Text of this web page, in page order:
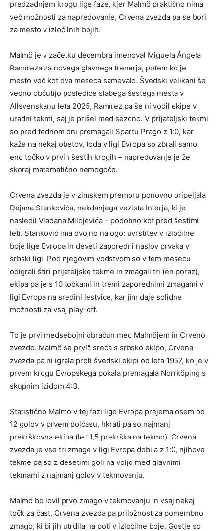
predzadnjem krogu lige faze, kjer Malmö praktično nima
več možnosti za napredovanje, Crvena zvezda pa se bori
za mesto v izločilnih bojih.
Malmö je v začetku decembra imenoval Miguela Ángela
Ramíreza za novega glavnega trenerja, potem ko je
mesto več kot dva meseca samevalo. Švedski velikani še
vedno občutijo posledice slabega šestega mesta v
Allsvenskanu leta 2025, Ramírez pa še ni vodil ekipe v
uradni tekmi, saj je prišel med sezono. V prijateljski tekmi
so pred tednom dni premagali Spartu Prago z 1:0, kar
kaže na nekaj obetov, toda v ligi Evropa so zbrali samo
eno točko v prvih šestih krogih – napredovanje je že
skoraj matematično nemogoče.
Crvena zvezda je v zimskem premoru ponovno pripeljala
Dejana Stankovića, nekdanjega vezista Interja, ki je
nasledil Vladana Milojevića – podobno kot pred šestimi
leti. Stanković ima dvojno nalogo: uvrstitev v izločilne
boje lige Evropa in deveti zaporedni naslov prvaka v
srbski ligi. Pod njegovim vodstvom so v tem mesecu
odigrali štiri prijateljske tekme in zmagali tri (en poraz),
ekipa pa je s 10 točkami in tremi zaporednimi zmagami v
ligi Evropa na sredini lestvice, kar jim daje solidne
možnosti za vsaj play-off.
To je prvi medsebojni obračun med Malmöjem in Crveno
zvezdo. Malmö se prvič sreča s srbsko ekipo, Crvena
zvezda pa ni igrala proti švedski ekipi od leta 1957, ko je v
prvem krogu Evropskega pokala premagala Norrköping s
skupnim izidom 4:3.
Statistično Malmö v tej fazi lige Evropa prejema osem od
12 golov v prvem polčasu, hkrati pa so najmanj
prekrškovna ekipa (le 11,5 prekrška na tekmo). Crvena
zvezda je vse tri zmage v ligi Evropa dobila z 1:0, njihove
tekme pa so z desetimi goli na voljo med glavnimi
tekmami z najmanj golov v tekmovanju.
Malmö bo lovil prvo zmago v tekmovanju in vsaj nekaj
točk za čast, Crvena zvezda pa priložnost za pomembno
zmago, ki bi jih utrdila na poti v izločilne boje. Gostje so